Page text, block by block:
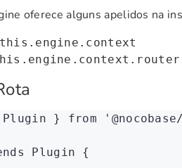
oferece alguns apelidos na
this.engine.context
Plugin } from
Plugin {